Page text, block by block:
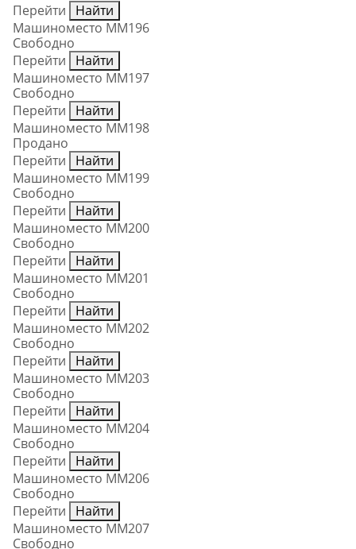
Перейти
Найти
Машиноместо ММ196
Свободно
Перейти
Найти
Машиноместо ММ197
Свободно
Перейти
Найти
Машиноместо ММ198
Продано
Перейти
Найти
Машиноместо ММ199
Свободно
Перейти
Найти
Машиноместо ММ200
Свободно
Перейти
Найти
Машиноместо ММ201
Свободно
Перейти
Найти
Машиноместо ММ202
Свободно
Перейти
Найти
Машиноместо ММ203
Свободно
Перейти
Найти
Машиноместо ММ204
Свободно
Перейти
Найти
Машиноместо ММ206
Свободно
Перейти
Найти
Машиноместо ММ207
Свободно